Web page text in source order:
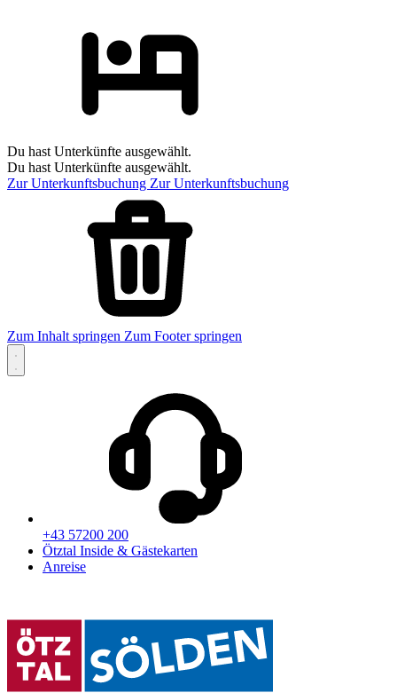
Du hast Unterkünfte ausgewählt.
Du hast Unterkünfte ausgewählt.
Zur Unterkunftsbuchung Zur Unterkunftsbuchung
Zum Inhalt springen Zum Footer springen
+43 57200 200
Ötztal Inside & Gästekarten
Anreise